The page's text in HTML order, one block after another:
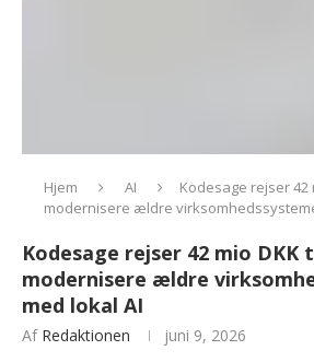
Hjem AI
Kodesage rejser 42
modernisere ældre
Kodesage rejser 42 mio DKK
modernisere ældre
med lokal AI
Af Redaktionen juni 9, 2026